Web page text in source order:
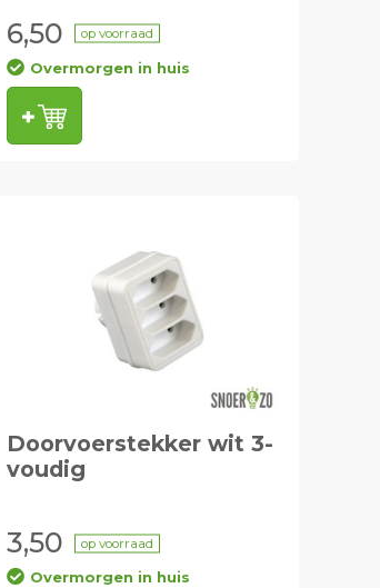
6,50 op voorraad
Overmorgen in huis
Doorvoerstekker wit 3-
voudig
3,50 op voorraad
Overmorgen in huis